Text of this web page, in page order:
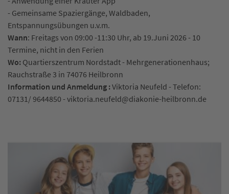
- Gemeinsame Spaziergänge, Waldbaden,
Entspannungsübungen u.v.m.
Wann: Freitags von 09:00 -11:30 Uhr, ab 19.Juni 2026 - 10
Termine, nicht in den Ferien
Wo: Quartierszentrum Nordstadt - Mehrgenerationenhaus;
Rauchstraße 3 in 74076 Heilbronn
Information und Anmeldung :Viktoria Neufeld - Telefon:
07131/ 9644850 - viktoria.neufeld@diakonie-heilbronn.de